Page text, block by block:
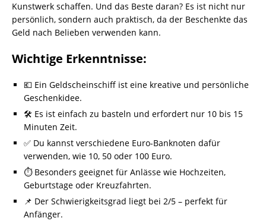
Kunstwerk schaffen. Und das Beste daran? Es ist nicht nur
persönlich, sondern auch praktisch, da der Beschenkte das
Geld nach Belieben verwenden kann.
Wichtige Erkenntnisse:
💶 Ein Geldscheinschiff ist eine kreative und persönliche
Geschenkidee.
🛠️ Es ist einfach zu basteln und erfordert nur 10 bis 15
Minuten Zeit.
✅ Du kannst verschiedene Euro-Banknoten dafür
verwenden, wie 10, 50 oder 100 Euro.
⏱️ Besonders geeignet für Anlässe wie Hochzeiten,
Geburtstage oder Kreuzfahrten.
📌 Der Schwierigkeitsgrad liegt bei 2/5 – perfekt für
Anfänger.